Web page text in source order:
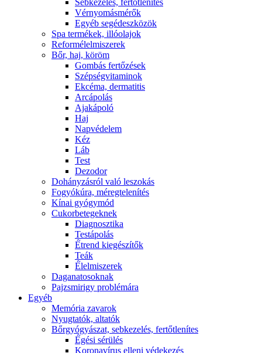
Sebkezelés, fertőtlenítés
Vérnyomásmérők
Egyéb segédeszközök
Spa termékek, illóolajok
Reformélelmiszerek
Bőr, haj, köröm
Gombás fertőzések
Szépségvitaminok
Ekcéma, dermatitis
Arcápolás
Ajakápoló
Haj
Napvédelem
Kéz
Láb
Test
Dezodor
Dohányzásról való leszokás
Fogyókúra, méregtelenítés
Kínai gyógymód
Cukorbetegeknek
Diagnosztika
Testápolás
É́trend kiegészítők
Teák
É́lelmiszerek
Daganatosoknak
Pajzsmirigy problémára
Egyéb
Memória zavarok
Nyugtatók, altatók
Bőrgyógyászat, sebkezelés, fertőtlenítes
É́gési sérülés
Koronavírus elleni védekezés